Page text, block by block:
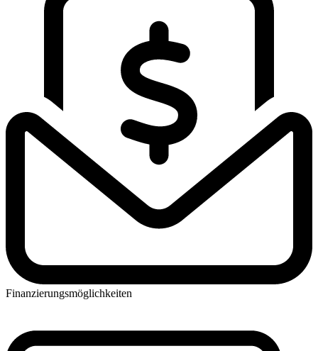
Finanzierungsmöglichkeiten